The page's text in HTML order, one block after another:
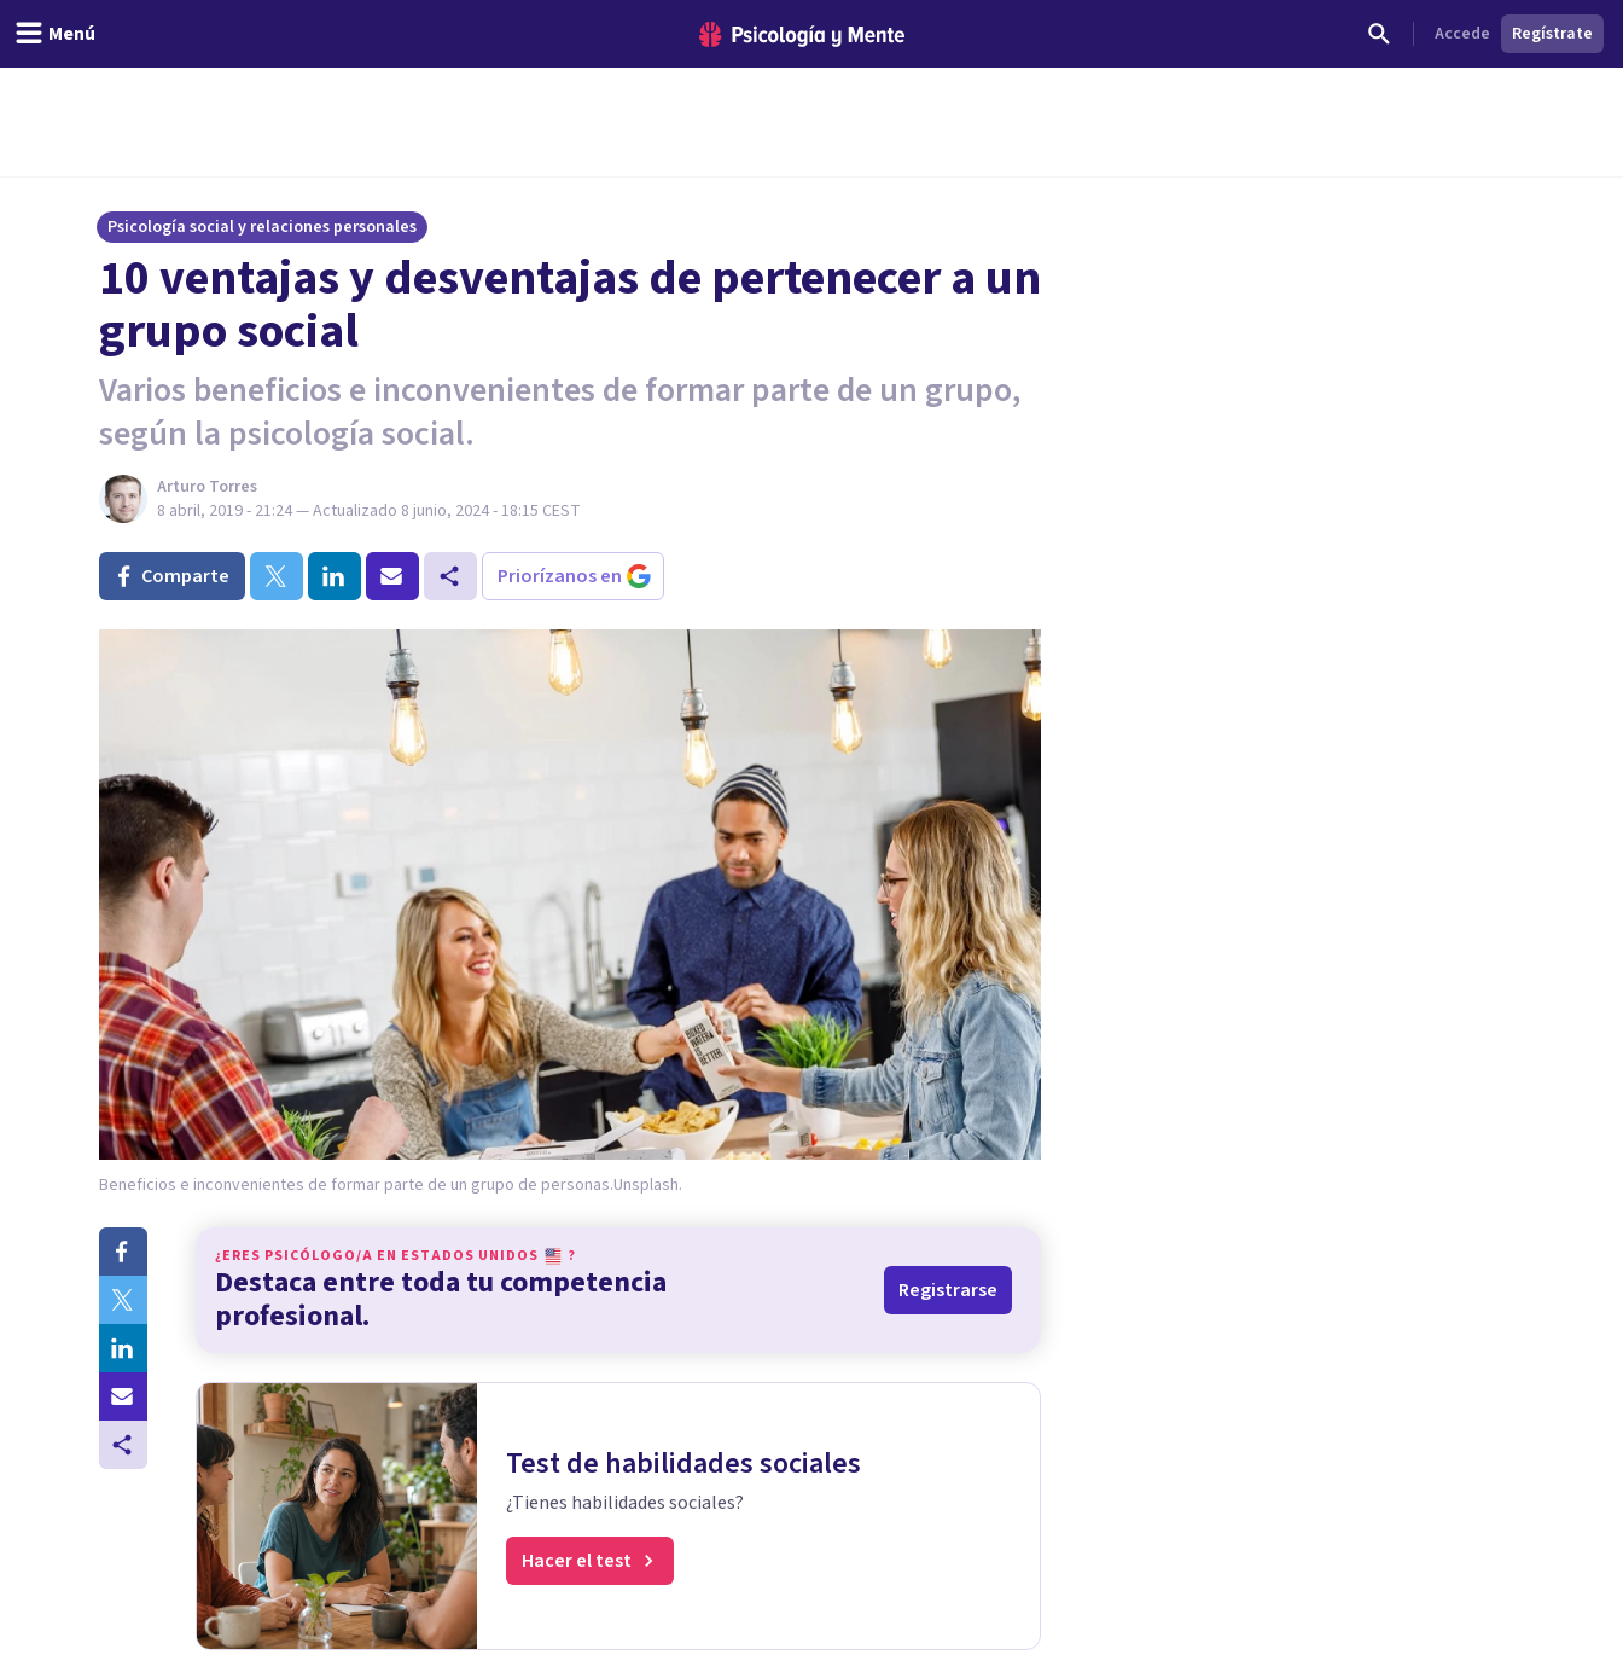
Menú Accede Regístrate
Psicología social y relaciones personales
10 ventajas y desventajas de pertenecer a un
grupo social
Varios beneficios e inconvenientes de formar parte de un grupo,
según la psicología social.
Arturo Torres
8 abril, 2019 - 21:24— Actualizado 8 junio, 2024 - 18:15 CEST
Comparte Priorízanos en
Beneficios e inconvenientes de formar parte de un grupo de personas.Unsplash.
¿ERES PSICÓLOGO/A EN ESTADOS UNIDOS ?
Destaca entre toda tu competencia
profesional.
Registrarse
Test de habilidades sociales
¿Tienes habilidades sociales?
Hacer el test